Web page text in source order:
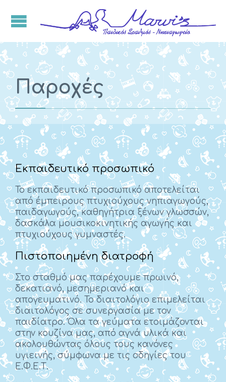
Παροχές
Εκπαιδευτικό προσωπικό
Το εκπαιδευτικό προσωπικό αποτελείται
από έμπειρους πτυχιούχους νηπιαγωγούς,
παιδαγωγούς, καθηγήτρια ξένων γλωσσών,
δασκάλα μουσικοκινητικής αγωγής και
πτυχιούχους γυμναστές.
Πιστοποιημένη διατροφή
Στο σταθμό μας παρέχουμε πρωινό,
δεκατιανό, μεσημεριανό και
απογευματινό. Το διαιτολόγιο επιμελείται
διαιτολόγος σε συνεργασία με τον
παιδίατρο. Όλα τα γεύματα ετοιμάζονται
στην κουζίνα μας, από αγνά υλικά και
ακολουθώντας όλους τους κανόνες
υγιεινής, σύμφωνα με τις οδηγίες του
Ε.Φ.Ε.Τ.